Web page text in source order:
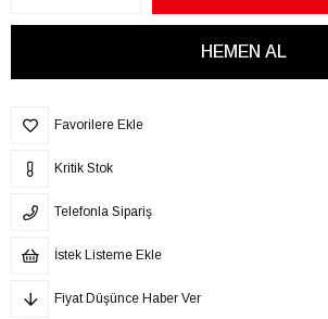
Favorilere Ekle
Kritik Stok
Telefonla Sipariş
İstek Listeme Ekle
Fiyat Düşünce Haber Ver